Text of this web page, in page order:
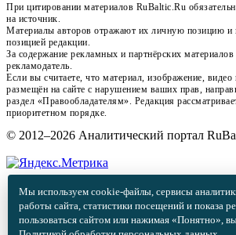
При цитировании материалов RuBaltic.Ru
на источник.
Материалы авторов отражают их личную позицию и
позицией редакции.
За содержание рекламных и партнёрских материалов
рекламодатель.
Если вы считаете, что материал, изображение,
размещён на сайте с нарушением ваших прав,
раздел «Правообладателям». Редакция
приоритетном порядке.
© 2012–2026 Аналитический портал
Мы используем cookie-файлы, сервисы
работы сайта, статистики посещений и показа
пользоваться сайтом или нажимая «Понятно»,